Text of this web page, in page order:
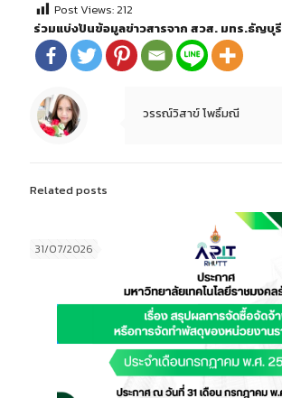
Post Views:212
ร่วมแบ่งปันข้อมูลข่าวสารจาก สวส. มทร.ธัญบุรี
วรรณ์วิสาข์ โพธิ์มณี
Related posts
31/07/2026